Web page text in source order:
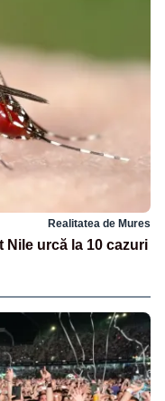
Realitatea de Mures
urcă la 10 cazuri